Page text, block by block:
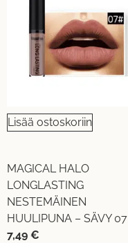
Lisää ostoskoriin
MAGICAL HALO
LONGLASTING
NESTEMÄINEN
HUULIPUNA – SÄVY 07
7,49 €